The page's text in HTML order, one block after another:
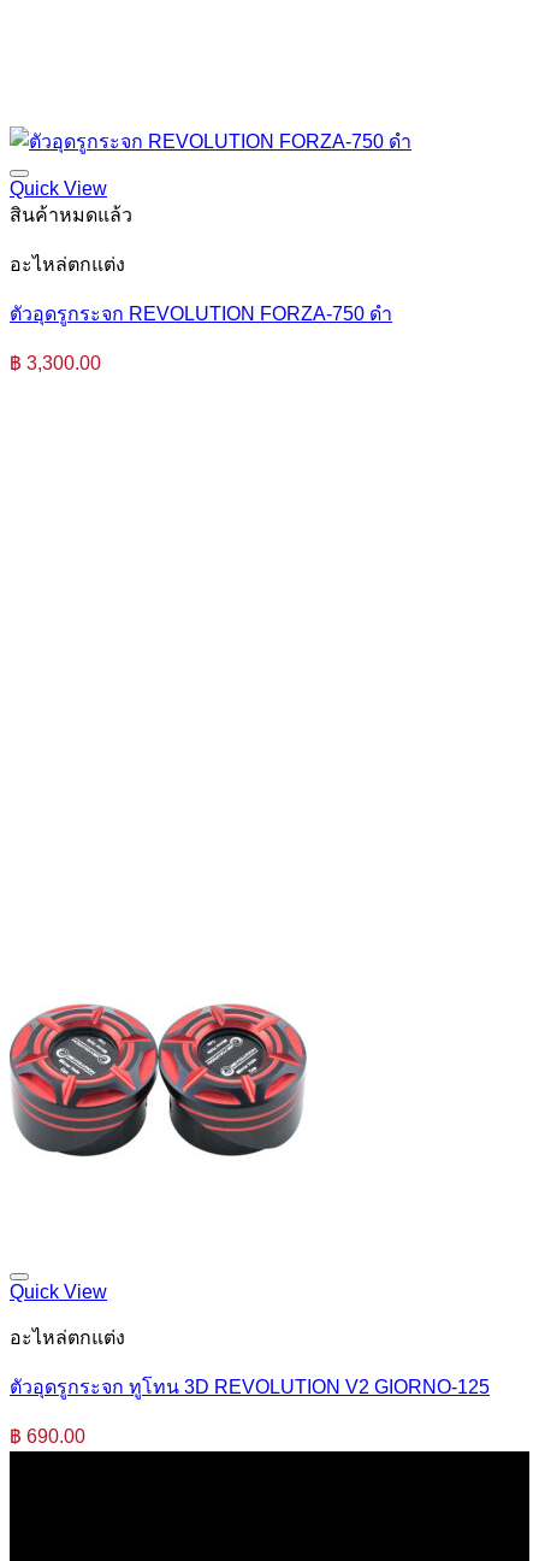
Quick View
สินค้าหมดแล้ว
อะไหล่ตกแต่ง
ตัวอุดรูกระจก REVOLUTION FORZA-750 ดำ
฿ 3,300.00
Quick View
อะไหล่ตกแต่ง
ตัวอุดรูกระจก ทูโทน 3D REVOLUTION V2 GIORNO-125
฿ 690.00